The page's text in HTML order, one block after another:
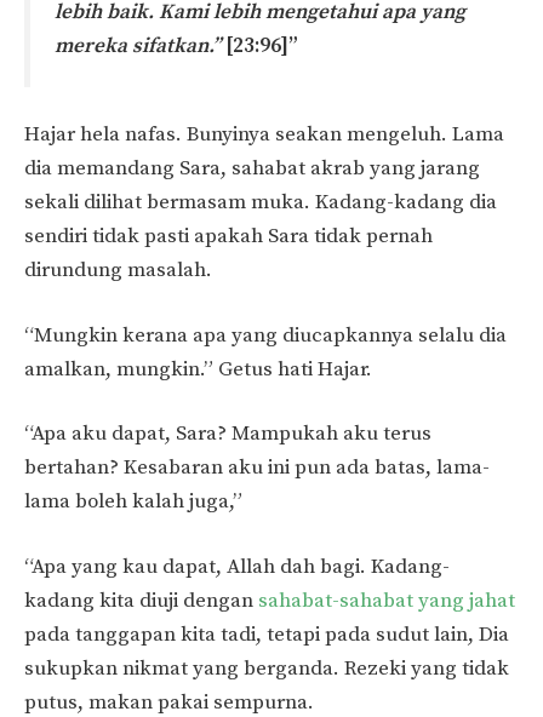
lebih baik. Kami lebih mengetahui apa yang
mereka sifatkan.”[23:96]”
Hajar hela nafas. Bunyinya seakan mengeluh. Lama
dia memandang Sara, sahabat akrab yang jarang
sekali dilihat bermasam muka. Kadang-kadang dia
sendiri tidak pasti apakah Sara tidak pernah
dirundung masalah.
“Mungkin kerana apa yang diucapkannya selalu dia
amalkan, mungkin.” Getus hati Hajar.
“Apa aku dapat, Sara? Mampukah aku terus
bertahan? Kesabaran aku ini pun ada batas, lama-
lama boleh kalah juga,”
“Apa yang kau dapat, Allah dah bagi. Kadang-
kadang kita diuji dengan sahabat-sahabat yang jahat
pada tanggapan kita tadi, tetapi pada sudut lain, Dia
sukupkan nikmat yang berganda. Rezeki yang tidak
putus, makan pakai sempurna.